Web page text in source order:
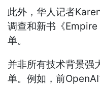
此外，华人记者
调查和新书《
单。
并非所有技术背景强
单。例如，前